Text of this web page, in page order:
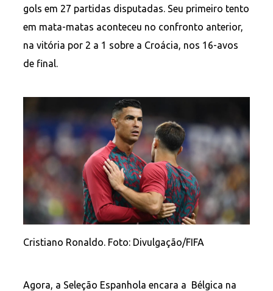
gols em 27 partidas disputadas. Seu primeiro tento
em mata-matas aconteceu no confronto anterior,
na vitória por 2 a 1 sobre a Croácia, nos 16-avos
de final.
Cristiano Ronaldo. Foto: Divulgação/FIFA
Agora, a Seleção Espanhola encara a Bélgica na